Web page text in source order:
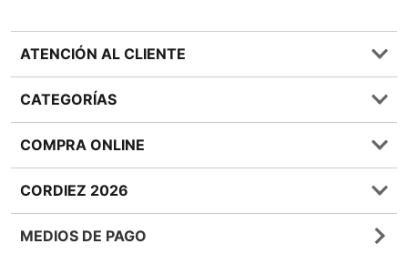
ATENCIÓN AL CLIENTE
Preguntas frecuentes
0810 555 1970
Términos y condiciones
Política de Privacidad
Política de Devoluciones
Bases y Condiciones de Sorteos
CATEGORÍAS
Bebidas
Lácteos
Frutas y Verduras
COMPRA ONLINE
Métodos de entrega
Giftcards
CORDIEZ 2026
Quienes Somos
MEDIOS DE PAGO